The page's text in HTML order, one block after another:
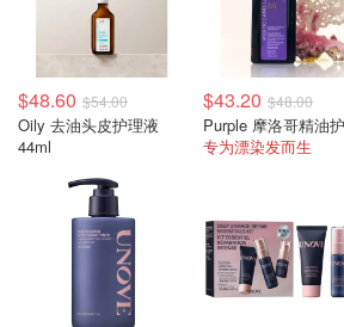
$48.60 $54.00
Oily 去油头皮护理液
44ml
$43.20 $48.00
专为漂染发而生